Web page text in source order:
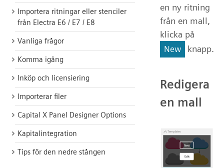
Importera ritningar eller stenciler
från Electra E6 / E7 / E8
Vanliga frågor
Komma igång
Inköp och licensiering
Importerar filer
Capital X Panel Designer Options
Kapitalintegration
Tips för den nedre stången
en ny ritning
från en mall,
klicka på
New knapp.
Redigera
en mall